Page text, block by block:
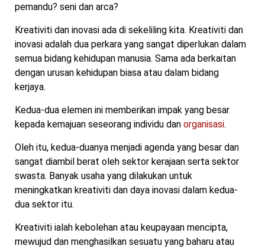
pemandu? seni dan arca?
Kreativiti dan inovasi ada di sekeliling kita. Kreativiti dan
inovasi adalah dua perkara yang sangat diperlukan dalam
semua bidang kehidupan manusia. Sama ada berkaitan
dengan urusan kehidupan biasa atau dalam bidang
kerjaya.
Kedua-dua elemen ini memberikan impak yang besar
kepada kemajuan seseorang individu dan organisasi.
Oleh itu, kedua-duanya menjadi agenda yang besar dan
sangat diambil berat oleh sektor kerajaan serta sektor
swasta. Banyak usaha yang dilakukan untuk
meningkatkan kreativiti dan daya inovasi dalam kedua-
dua sektor itu.
Kreativiti ialah kebolehan atau keupayaan mencipta,
mewujud dan menghasilkan sesuatu yang baharu atau